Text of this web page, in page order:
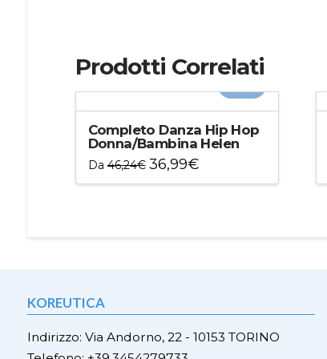
Prodotti Correlati
Completo Danza Hip Hop
Donna/Bambina Helen
Da46,24€ 36,99€
più
possono
scelte
KOREUTICA
Indirizzo: Via Andorno, 22 - 10153 TORINO